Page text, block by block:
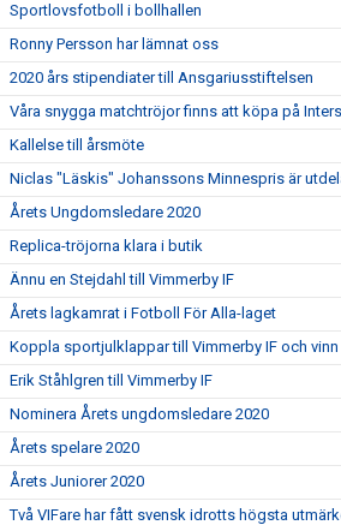
Sportlovsfotboll i bollhallen
Ronny Persson har lämnat oss
2020 års stipendiater till Ansgariusstiftelsen
Våra snygga matchtröjor finns att köpa på
Kallelse till årsmöte
Niclas "Läskis" Johanssons Minnespris är
Årets Ungdomsledare 2020
Replica-tröjorna klara i butik
Ännu en Stejdahl till Vimmerby IF
Årets lagkamrat i Fotboll För Alla-laget
Koppla sportjulklappar till Vimmerby IF och
Erik Ståhlgren till Vimmerby IF
Nominera Årets ungdomsledare 2020
Årets spelare 2020
Årets Juniorer 2020
Två VIFare har fått svensk idrotts högsta